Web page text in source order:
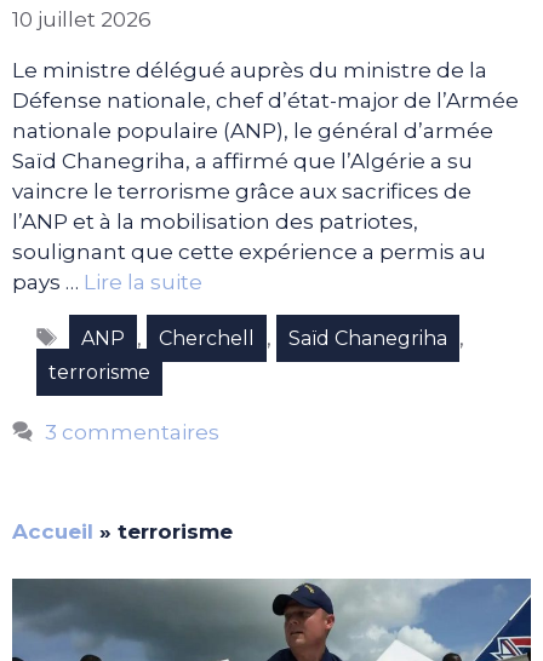
10 juillet 2026
Le ministre délégué auprès du ministre de la
Défense nationale, chef d’état-major de l’Armée
nationale populaire (ANP), le général d’armée
Saïd Chanegriha, a affirmé que l’Algérie a su
vaincre le terrorisme grâce aux sacrifices de
l’ANP et à la mobilisation des patriotes,
soulignant que cette expérience a permis au
pays … Lire la suite
Étiquettes
ANP , Cherchell , Saïd Chanegriha ,
terrorisme
3 commentaires
Accueil » terrorisme